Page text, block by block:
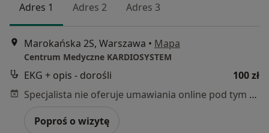
Adres 1 Adres 2 Adres 3
Marokańska 2S, Warszawa • Mapa
Centrum Medyczne KARDIOSYSTEM
EKG + opis - dorośli
100 zł
Specjalista nie oferuje umawiania online pod tym adresem.
Poproś o wizytę